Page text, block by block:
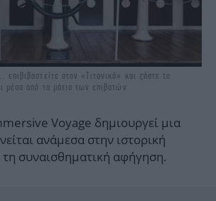
στον «Τιτανικό» και ζήστε το
μέσα από τα μάτια των επιβατών
Voyage δημιουργεί μια
ανάμεσα στην ιστορική
συναισθηματική αφήγηση.